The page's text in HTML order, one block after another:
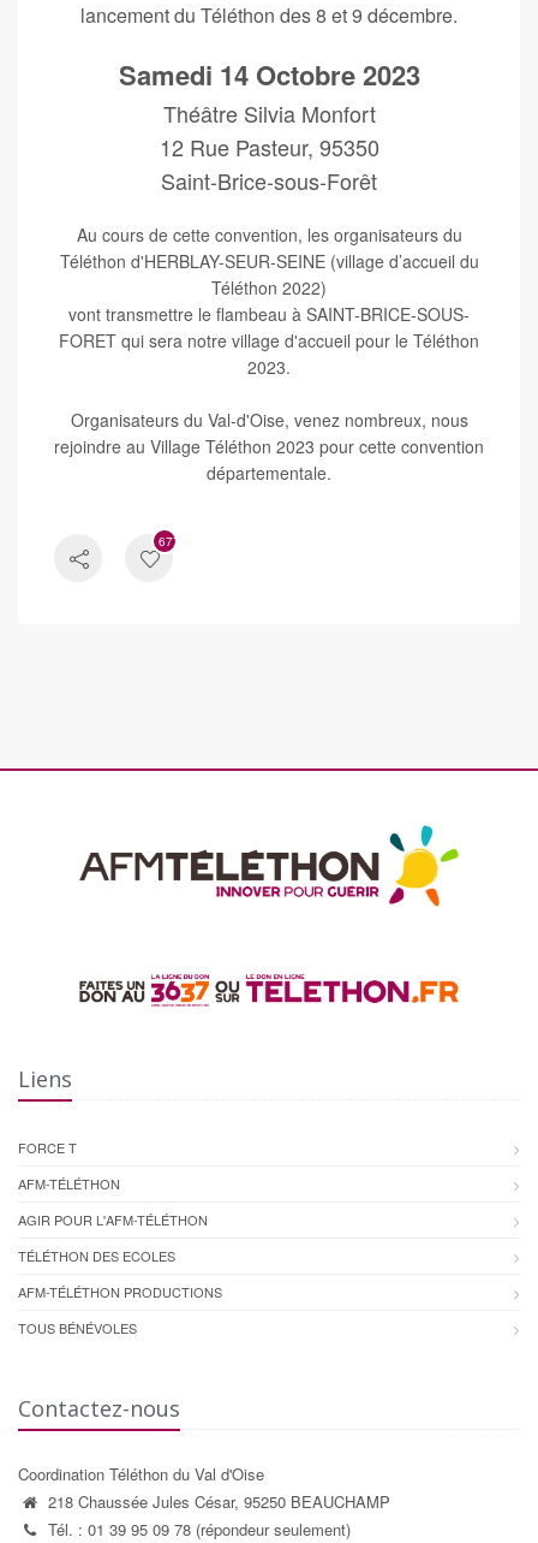
lancement du Téléthon des 8 et 9 décembre.
Samedi 14 Octobre 2023
Théâtre Silvia Monfort
12 Rue Pasteur, 95350
Saint-Brice-sous-Forêt
Au cours de cette convention, les organisateurs du
Téléthon d'HERBLAY-SEUR-SEINE (village d’accueil du
Téléthon 2022)
vont transmettre le flambeau à SAINT-BRICE-SOUS-
FORET qui sera notre village d'accueil pour le Téléthon
2023.
Organisateurs du Val-d'Oise, venez nombreux, nous
rejoindre au Village Téléthon 2023 pour cette convention
départementale.
677
Liens
FORCE T
AFM-TÉLÉTHON
AGIR POUR L'AFM-TÉLÉTHON
TÉLÉTHON DES ECOLES
AFM-TÉLÉTHON PRODUCTIONS
TOUS BÉNÉVOLES
Contactez-nous
Coordination Téléthon du Val d'Oise
218 Chaussée Jules César, 95250 BEAUCHAMP
Tél. : 01 39 95 09 78 (répondeur seulement)